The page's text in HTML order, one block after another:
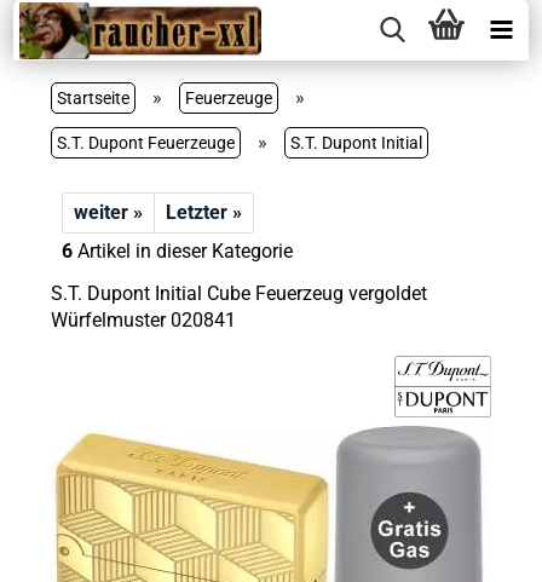
Startseite » Feuerzeuge »
S.T. Dupont Feuerzeuge » S.T. Dupont Initial
weiter »
Letzter »
6Artikel in dieser Kategorie
S.T. Dupont Initial Cube Feuerzeug vergoldet
Würfelmuster 020841